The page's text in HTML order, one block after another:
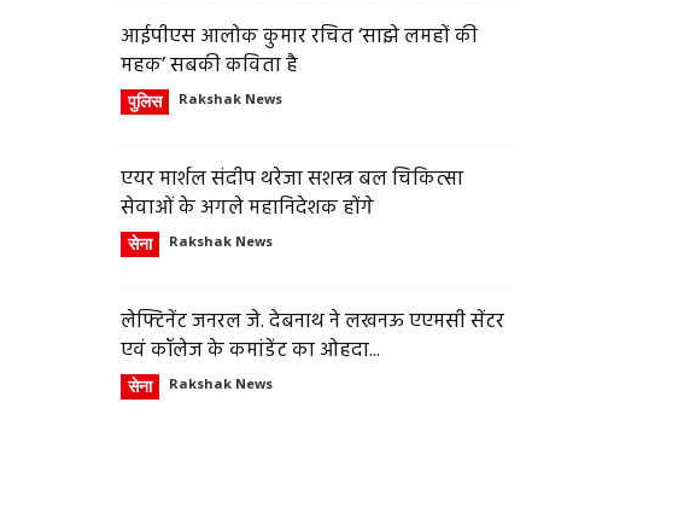
आईपीएस आलोक कुमार रचित ‘साझे लमहों की
महक’ सबकी कविता है
पुलिस Rakshak News
एयर मार्शल संदीप थरेजा सशस्त्र बल चिकित्सा
सेवाओं के अगले महानिदेशक होंगे
सेना Rakshak News
लेफ्टिनेंट जनरल जे. देबनाथ ने लखनऊ एएमसी सेंटर
एवं कॉलेज के कमांडेंट का ओहदा...
सेना Rakshak News